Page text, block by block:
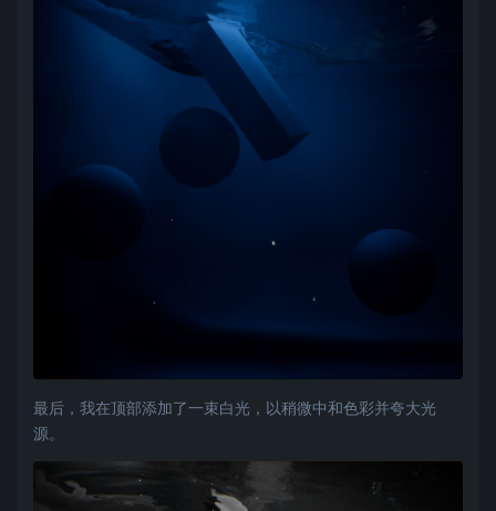
最后，我在顶部添加了一束白光，以稍微中和色彩并夸大光
源。